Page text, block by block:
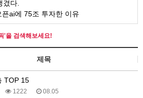
겼다.
ai에 75조 투자한 이유
'을 검색해보세요!
제목
TOP 15
1222 08.05